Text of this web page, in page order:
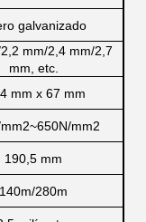
galvanizado
mm/2,4 mm/2,7
mm, etc.
mm x 67 mm
mm2
190,5 mm
140m/280m